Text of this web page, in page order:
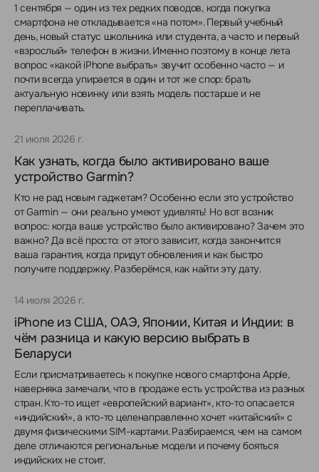
1 сентября — один из тех редких поводов, когда покупка
смартфона не откладывается «на потом». Первый учебный
день, новый статус школьника или студента, а часто и первый
«взрослый» телефон в жизни. Именно поэтому в конце лета
вопрос «какой iPhone выбрать» звучит особенно часто — и
почти всегда упирается в один и тот же спор: брать
актуальную новинку или взять модель постарше и не
переплачивать.
21 июля 2026 г.
Как узнать, когда было активировано ваше
устройство Garmin?
Кто не рад новым гаджетам? Особенно если это устройство
от Garmin — они реально умеют удивлять! Но вот возник
вопрос: когда ваше устройство было активировано? Зачем это
важно? Да всё просто: от этого зависит, когда закончится
ваша гарантия, когда придут обновления и как быстро
получите поддержку. Разберёмся, как найти эту дату.
14 июля 2026 г.
iPhone из США, ОАЭ, Японии, Китая и Индии: в
чём разница и какую версию выбрать в
Беларуси
Если присматриваетесь к покупке нового смартфона Apple,
наверняка замечали, что в продаже есть устройства из разных
стран. Кто-то ищет «европейский вариант», кто-то опасается
«индийский», а кто-то целенаправленно хочет «китайский» с
двумя физическими SIM-картами. Разбираемся, чем на самом
деле отличаются региональные модели и почему бояться
индийских не стоит.